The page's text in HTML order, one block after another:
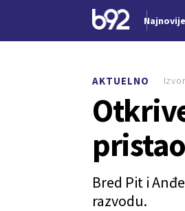
Najnovije
AKTUELNO
Bred Pit i
razvodu.